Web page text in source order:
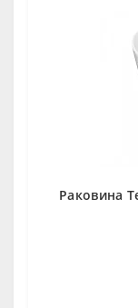
Раковина